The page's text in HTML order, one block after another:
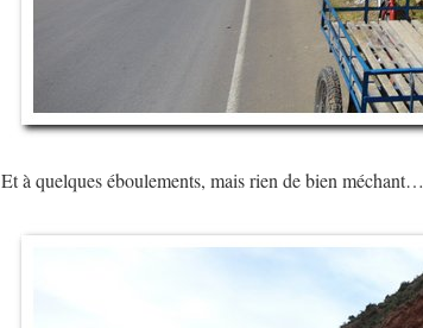
Et à quelques éboulements, mais rien de bien méchant…